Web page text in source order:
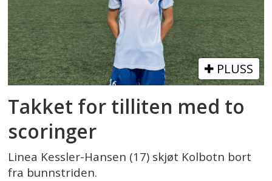
PLUSS
Takket for tilliten med to
scoringer
Linea Kessler-Hansen (17) skjøt Kolbotn bort
fra bunnstriden.